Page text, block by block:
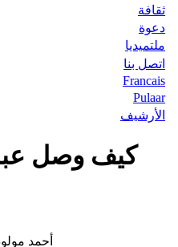
ثقافة
دعوة
ملتميديا
اتصل بنا
Francais
Pulaar
الأرشيف
كيف وصل